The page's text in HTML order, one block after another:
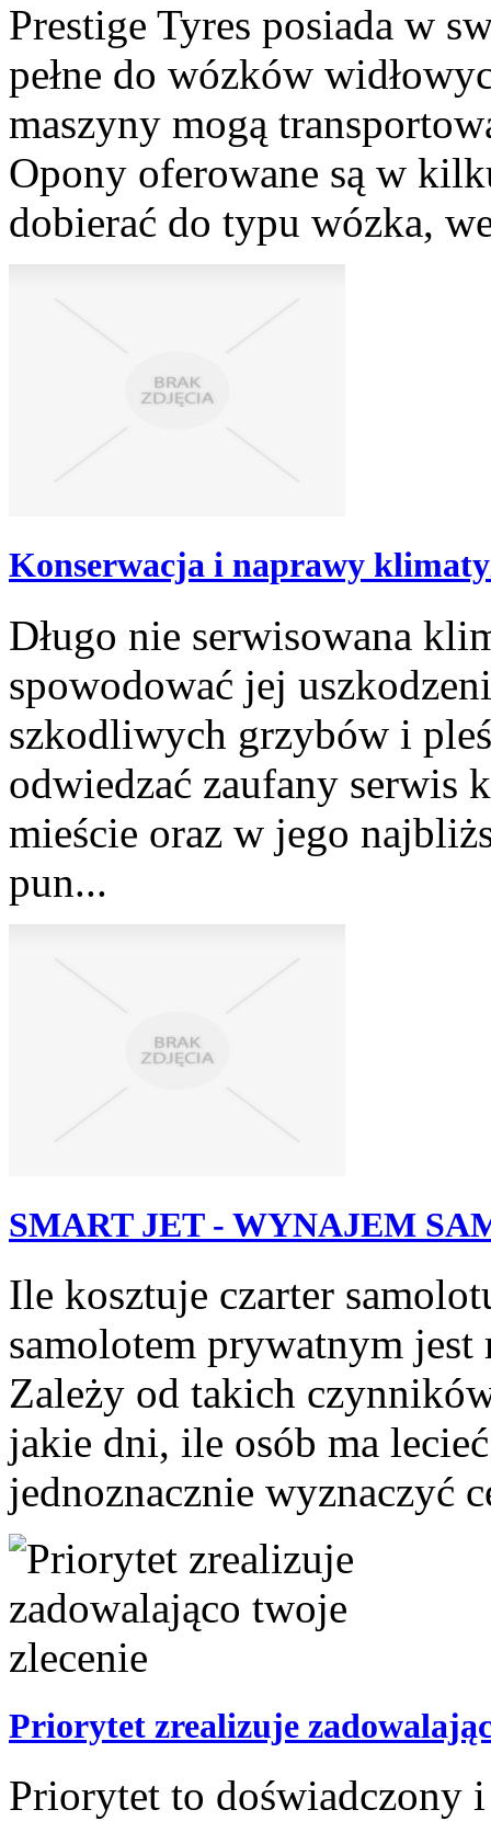
Prestige Tyres posiada w
pełne do wózków
maszyny mogą
Opony oferowane są w
dobierać do typu wózka,
Konserwacja i naprawy
Długo nie serwisowana
spowodować jej
szkodliwych grzybów i
odwiedzać zaufany serwis
mieście oraz w jego
pun...
SMART JET - WYNAJEM
Ile kosztuje czarter
samolotem prywatnym
Zależy od takich
jakie dni, ile osób ma
jednoznacznie wyznaczyć
Priorytet zrealizuje
Priorytet to doświadczony